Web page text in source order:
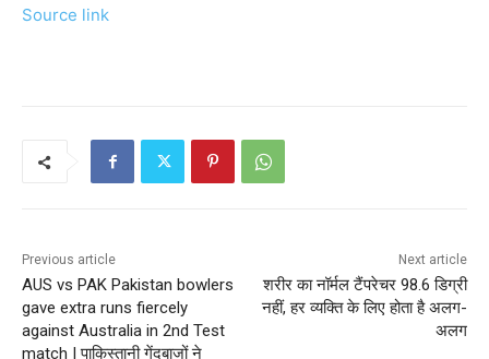
Source link
Previous article
AUS vs PAK Pakistan bowlers
gave extra runs fiercely
against Australia in 2nd Test
match | पाकिस्तानी गेंदबाजों ने
Next article
शरीर का नॉर्मल टैंपरेचर 98.6 डिग्री
नहीं, हर व्‍यक्ति के लिए होता है अलग-
अलग